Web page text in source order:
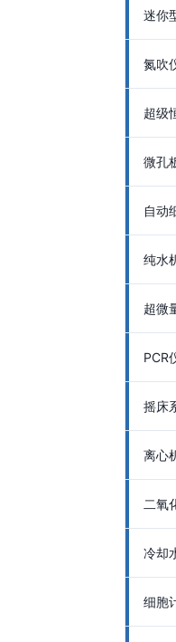
迷你
氮吹
超级
微孔
自动
纯水
超微
PCR
摇床
离心
二氧
冷却
细胞